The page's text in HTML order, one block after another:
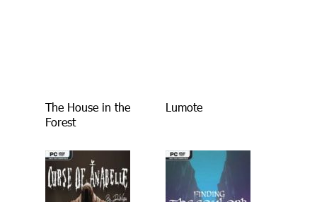
The House in the
Forest
Lumote